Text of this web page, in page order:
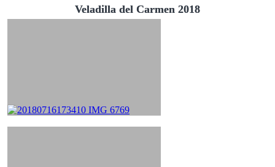
Veladilla del Carmen 2018